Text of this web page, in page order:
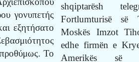
γονυπετής
εξητήσατο
προθύμως. Το
shqiptarësh
Fortlumturisë
Moskës Imzot
edhe firmën e
Amerikës së